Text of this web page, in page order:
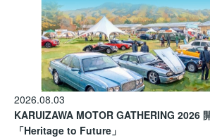
2026.08.03
KARUIZAWA MOTOR GATHERING 2026
「Heritage to Future」